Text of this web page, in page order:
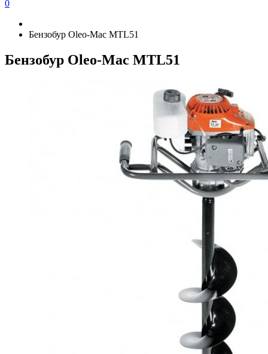
0
Бензобур Oleo-Mac MTL51
Бензобур Oleo-Mac MTL51